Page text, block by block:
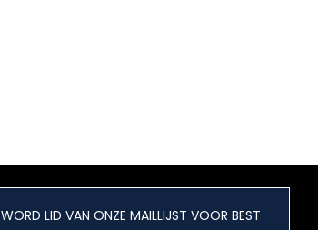
WORD LID VAN ONZE MAILLIJST VOOR BEST